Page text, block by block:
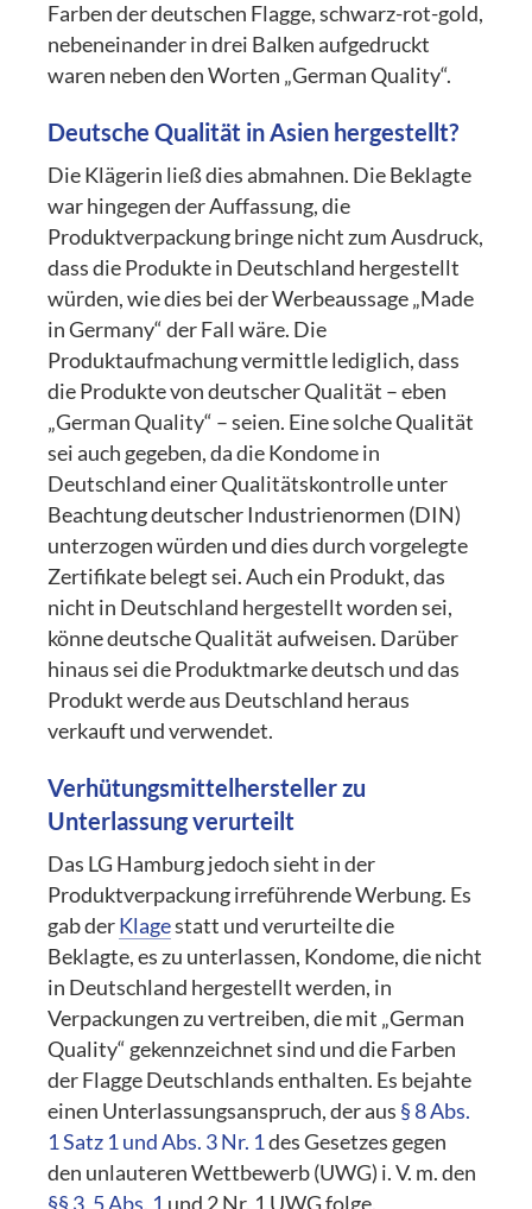
Farben der deutschen Flagge, schwarz-rot-gold,
nebeneinander in drei Balken aufgedruckt
waren neben den Worten „German Quality“.
Deutsche Qualität in Asien hergestellt?
Die Klägerin ließ dies abmahnen. Die Beklagte
war hingegen der Auffassung, die
Produktverpackung bringe nicht zum Ausdruck,
dass die Produkte in Deutschland hergestellt
würden, wie dies bei der Werbeaussage „Made
in Germany“ der Fall wäre. Die
Produktaufmachung vermittle lediglich, dass
die Produkte von deutscher Qualität – eben
„German Quality“ – seien. Eine solche Qualität
sei auch gegeben, da die Kondome in
Deutschland einer Qualitätskontrolle unter
Beachtung deutscher Industrienormen (DIN)
unterzogen würden und dies durch vorgelegte
Zertifikate belegt sei. Auch ein Produkt, das
nicht in Deutschland hergestellt worden sei,
könne deutsche Qualität aufweisen. Darüber
hinaus sei die Produktmarke deutsch und das
Produkt werde aus Deutschland heraus
verkauft und verwendet.
Verhütungsmittelhersteller zu
Unterlassung verurteilt
Das LG Hamburg jedoch sieht in der
Produktverpackung irreführende Werbung. Es
gab derKlagestatt und verurteilte die
Beklagte, es zu unterlassen, Kondome, die nicht
in Deutschland hergestellt werden, in
Verpackungen zu vertreiben, die mit „German
Quality“ gekennzeichnet sind und die Farben
der Flagge Deutschlands enthalten. Es bejahte
einen Unterlassungsanspruch, der aus § 8 Abs.
1 Satz 1 und Abs. 3 Nr. 1des Gesetzes gegen
den unlauteren Wettbewerb (UWG) i. V. m. den
§§ 3 5 Abs. 1 und 2 Nr. 1 UWG folge.